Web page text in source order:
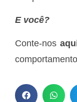
E você?
Conte-nos